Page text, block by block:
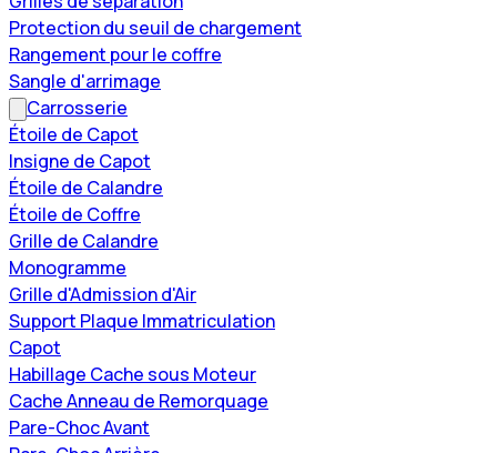
Protection du seuil de chargement
Rangement pour le coffre
Sangle d'arrimage
Carrosserie
Étoile de Capot
Insigne de Capot
Étoile de Calandre
Étoile de Coffre
Grille de Calandre
Monogramme
Grille d'Admission d'Air
Support Plaque Immatriculation
Capot
Habillage Cache sous Moteur
Cache Anneau de Remorquage
Pare-Choc Avant